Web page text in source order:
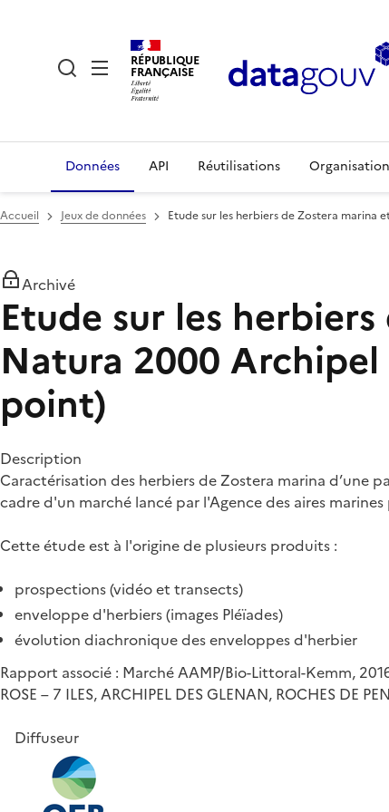
RÉPUBLIQUE
FRANÇAISE
Données API Réutilisations
Accueil Jeux de données Etude sur les herbiers de Zostera marina
Archivé
Etude sur les
Natura 2000 Archipel
point)
Description
Caractérisation des herbiers de Zostera marina d’une
cadre d'un marché lancé par l'Agence des aires marines
Cette étude est à l'origine de plusieurs produits :
prospections (vidéo et transects)
enveloppe d'herbiers (images Pléïades)
évolution diachronique des enveloppes d'herbier
Rapport associé : Marché AAMP/Bio-Littoral-Kemm, 2016.
ROSE – 7 ILES, ARCHIPEL DES GLENAN, ROCHES DE
Diffuseur